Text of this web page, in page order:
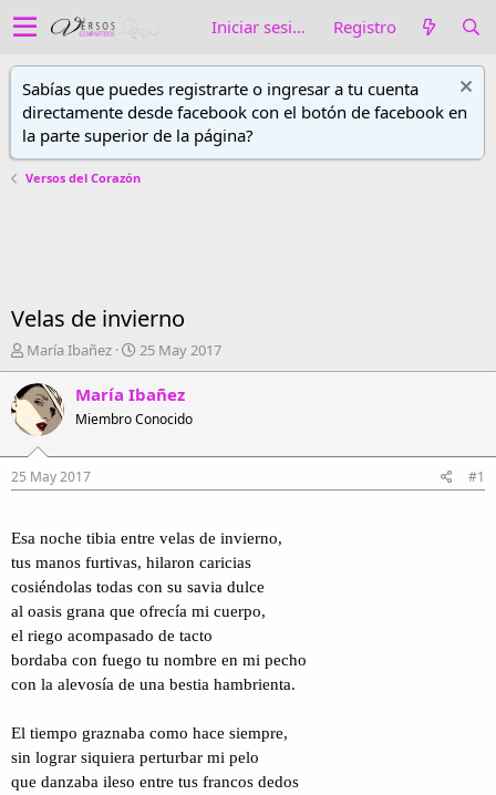
Iniciar sesión Registro
Sabías que puedes registrarte o ingresar a tu cuenta
directamente desde facebook con el botón de facebook en
la parte superior de la página?
Versos del Corazón
Velas de invierno
A
u
t
o
r
d
e
h
o
María Ibañez
F
e
c
a
i
c
i
o
25 May 2017
María Ibañez
Miembro Conocido
25 May 2017 #1
Esa noche tibia entre velas de invierno,
tus manos furtivas, hilaron caricias
cosiéndolas todas con su savia dulce
al oasis grana que ofrecía mi cuerpo,
el riego acompasado de tacto
bordaba con fuego tu nombre en mi pecho
con la alevosía de una bestia hambrienta.
El tiempo graznaba como hace siempre,
sin lograr siquiera perturbar mi pelo
que danzaba ileso entre tus francos dedos